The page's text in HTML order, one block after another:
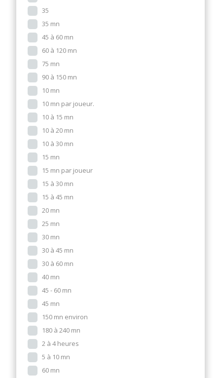
35
35 mn
45 à 60 mn
60 à 120 mn
75 mn
90 à 150 mn
10 mn
10 mn par joueur.
10 à 15 mn
10 à 20 mn
10 à 30 mn
15 mn
15 mn par joueur
15 à 30 mn
15 à 45 mn
20 mn
25 mn
30 mn
30 à 45 mn
30 à 60 mn
40 mn
45 - 60 mn
45 mn
150 mn environ
180 à 240 mn
2 à 4 heures
5 à 10 mn
60 mn